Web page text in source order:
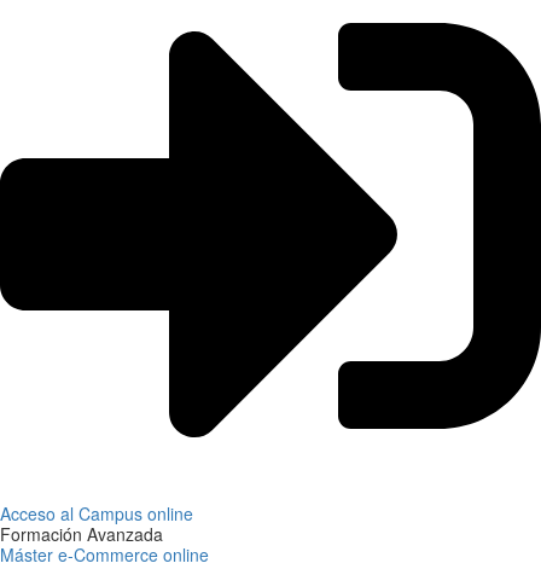
Acceso al Campus online
Formación Avanzada
Máster e-Commerce online